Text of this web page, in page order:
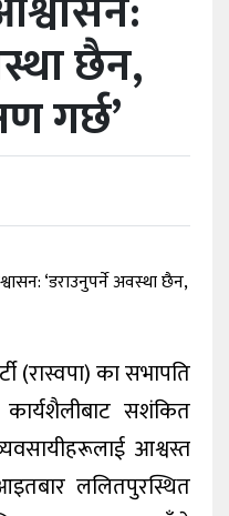
छैन,
गर्छ’
(रास्वपा) का सभापति
सशंकित
आश्वस्त
ललितपुरस्थित